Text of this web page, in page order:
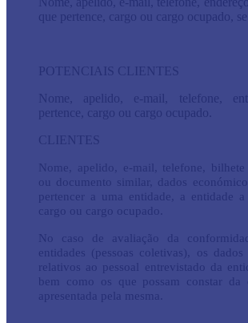
que pertence, cargo ou cargo ocupado, se
POTENCIAIS CLIENTES
Nome, apelido, e-mail, telefone,
pertence, cargo ou cargo ocupado.
CLIENTES
Nome, apelido, e-mail, telefone,
ou documento similar, dados
pertencer a uma entidade, a entidade a
cargo ou cargo ocupado.
No caso de avaliação da
entidades (pessoas coletivas), os dados
relativos ao pessoal entrevistado da
bem como os que possam constar da
apresentada pela mesma.